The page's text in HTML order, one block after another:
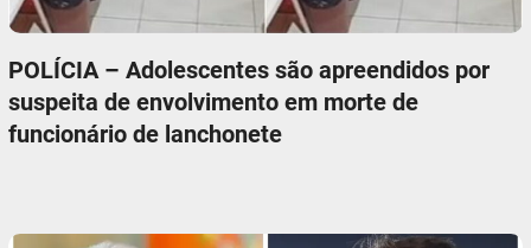
POLÍCIA – Adolescentes são apreendidos por
suspeita de envolvimento em morte de
funcionário de lanchonete